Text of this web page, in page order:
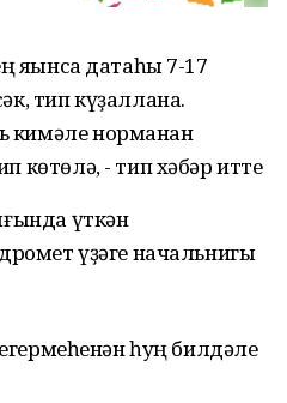
яҡынса датаһы 7-17
тип күҙаллана.
кимәле норманан
көтөлә, - тип хәбәр итте
үткән
үҙәге начальнигы
һуң билдәле